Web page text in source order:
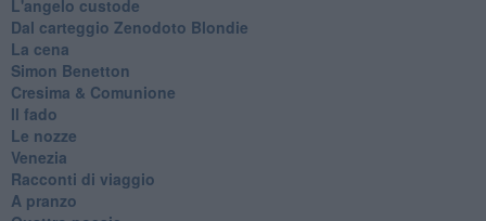
L'angelo custode
Dal carteggio Zenodoto Blondie
La cena
Simon Benetton
Cresima & Comunione
Il fado
Le nozze
Venezia
Racconti di viaggio
A pranzo